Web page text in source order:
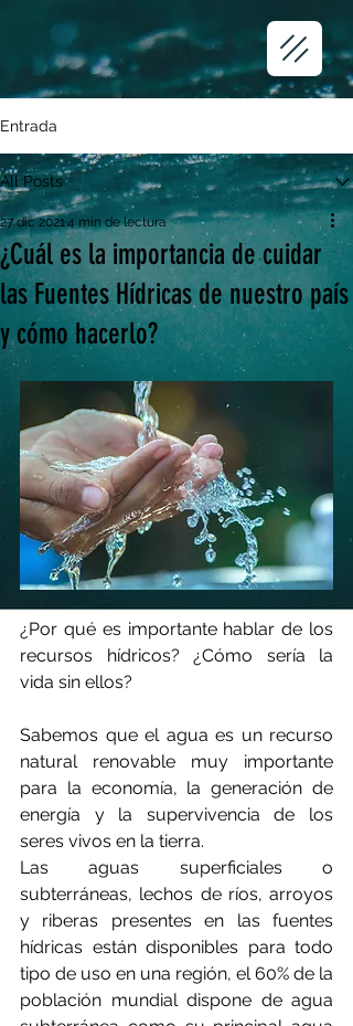
Entrada
All Posts
¿Cuál es la importancia de cuidar
las Fuentes Hídricas de nuestro país
y cómo hacerlo?
27 dic 20214 min de lectura
¿Por qué es importante hablar de los
recursos hídricos? ¿Cómo sería la
vida sin ellos?
Sabemos que el agua es un recurso
natural renovable muy importante
para la economía, la generación de
energía y la supervivencia de los
seres vivos en la tierra.
Las aguas superficiales o
subterráneas, lechos de ríos, arroyos
y riberas presentes en las fuentes
hídricas están disponibles para todo
tipo de uso en una región, el 60% de la
población mundial dispone de agua